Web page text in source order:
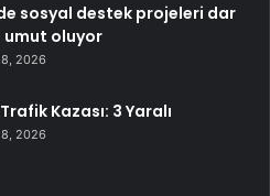
sosyal destek projeleri dar
umut oluyor
2026
Kazası: 3 Yaralı
2026